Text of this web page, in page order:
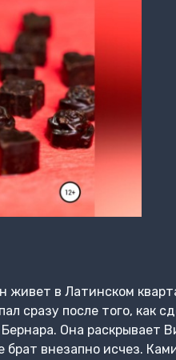
живет в Латинском
сразу после того, как
Она раскрывает
брат внезапно исчез.